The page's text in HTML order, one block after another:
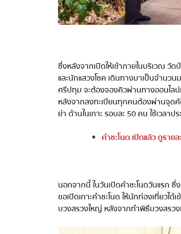
ซึ่งหลังจากเปิดให้เข้าภายในบริเวณ วัด
และนักแสวงโชค เดินทางมาเป็นจำนวน
ศรีปทุม จะต้องจองคิวผ่านทางออนไล
หลังจากลงทะเบียนทุกคนต้องผ่านจุด
ย่า ด้านในเกาะ รอบละ50คน ใช้เวลาปร
คำชะโนด เปิดแล้ว ดูราย
นอกจากนี้ ในวันเปิดคำชะโนดวันแรก
ขอเปิดเกาะคำชะโนด ให้นักท่องเที่ยวไ
บวงสรวงใหญ่ หลังจากทำพิธีบวงสรวง